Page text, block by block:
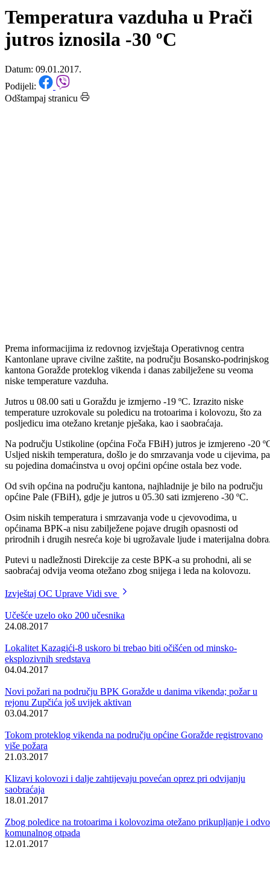
Operativni centar Kantonalne uprave civilne zaštite
Temperatura vazduha u Prači
jutros iznosila -30 ºC
Datum: 09.01.2017.
Prema informacijima iz redovnog izvještaja Operativnog centra
Kantonlane uprave civilne zaštite, na području Bosansko-podrinjskog
kantona Goražde proteklog vikenda i danas zabilježene su veoma
Jutros u 08.00 sati u Goraždu je izmjerno -19 ºC. Izrazito niske
temperature uzrokovale su poledicu na trotoarima i kolovozu, što za
Na području Ustikoline (općina Foča FBiH) jutros je izmjereno -20
Usljed niskih temperatura, došlo je do smrzavanja vode u cijevima, pa